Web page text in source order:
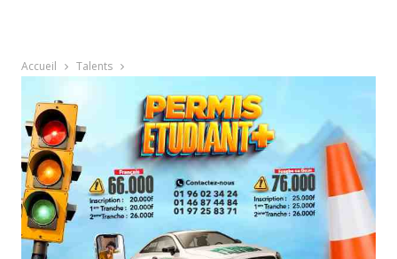
Accueil Talents